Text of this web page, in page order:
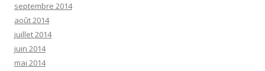
septembre 2014
août 2014
juillet 2014
juin 2014
mai 2014